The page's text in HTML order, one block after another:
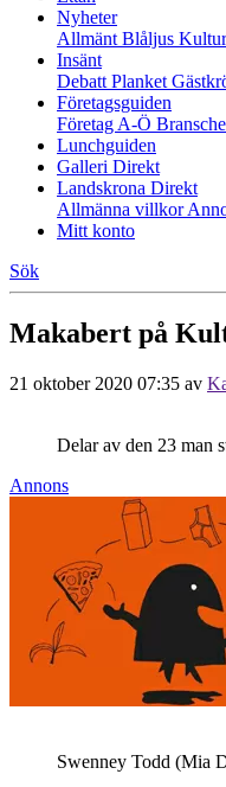
Nyheter
Allmänt Blåljus
Insänt
Debatt Planket
Företagsguiden
Företag A-Ö
Lunchguiden
Galleri Direkt
Landskrona Direkt
Allmänna villkor
Mitt konto
Sök
Makabert på
21 oktober 2020 07:35 av
Delar av den 23 man
Annons
Swenney Todd (Mia